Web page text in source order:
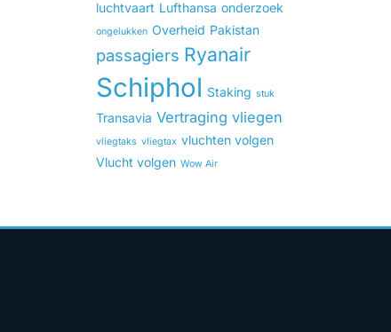
luchtvaart Lufthansa onderzoek
ongelukken Overheid Pakistan
passagiers Ryanair
Schiphol Staking stuk
Transavia Vertraging vliegen
vliegtaks vliegtax vluchten volgen
Vlucht volgen Wow Air